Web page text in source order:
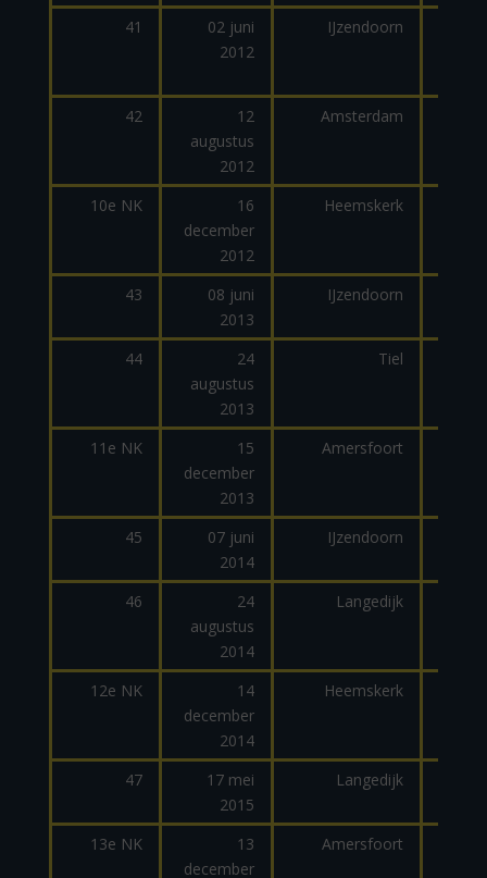
41
02 juni
2012
IJzendoorn
42
12
augustus
2012
Amsterdam
10e NK
16
december
2012
Heemskerk
43
08 juni
2013
IJzendoorn
44
24
augustus
2013
Tiel
11e NK
15
december
2013
Amersfoort
45
07 juni
2014
IJzendoorn
46
24
augustus
2014
Langedijk
12e NK
14
december
2014
Heemskerk
47
17 mei
2015
Langedijk
13e NK
13
december
Amersfoort